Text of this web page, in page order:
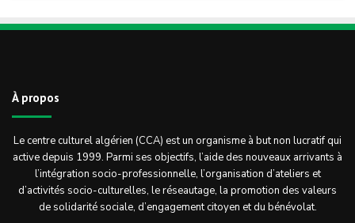
À propos
Le centre culturel algérien (CCA) est un organisme à but non lucratif qui
active depuis 1999. Parmi ses objectifs, l’aide des nouveaux arrivants à
l’intégration socio-professionnelle, l’organisation d’ateliers et
d’activités socio-culturelles, le réseautage, la promotion des valeurs
de solidarité sociale, d’engagement citoyen et du bénévolat.